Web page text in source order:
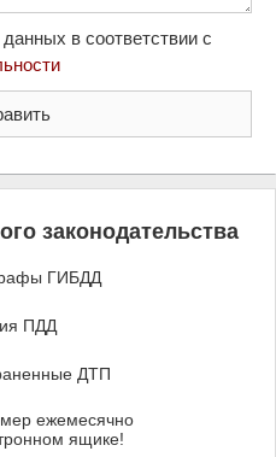
в соответствии с
законодательства
ГИБДД
ПДД
ДТП
ежемесячно
ящике!